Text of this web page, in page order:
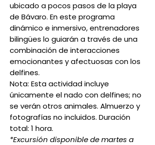
ubicado a pocos pasos de la playa
de Bávaro. En este programa
dinámico e inmersivo, entrenadores
bilingües lo guiarán a través de una
combinación de interacciones
emocionantes y afectuosas con los
delfines.
Nota: Esta actividad incluye
únicamente el nado con delfines; no
se verán otros animales. Almuerzo y
fotografías no incluidos. Duración
total: 1 hora.
*Excursión disponible de martes a